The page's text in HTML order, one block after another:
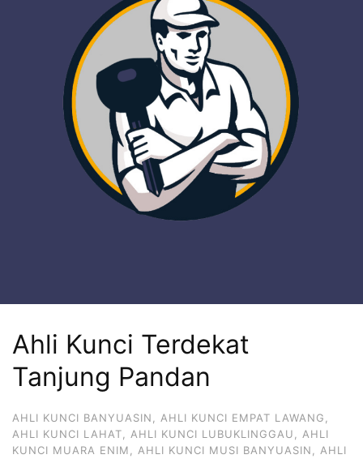
Ahli Kunci Terdekat
Tanjung Pandan
AHLI KUNCI BANYUASIN, AHLI KUNCI EMPAT LAWANG,
AHLI KUNCI LAHAT, AHLI KUNCI LUBUKLINGGAU, AHLI
KUNCI MUARA ENIM, AHLI KUNCI MUSI BANYUASIN, AHLI